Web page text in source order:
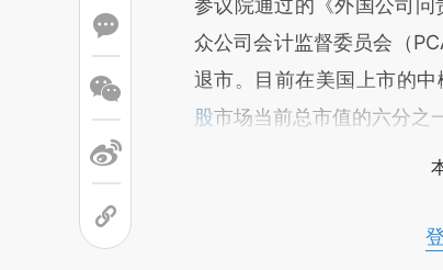
参议院通过的《外国公司
众公司会计监督委员会（
退市。目前在美国上市的
股市场当前总市值的六分之